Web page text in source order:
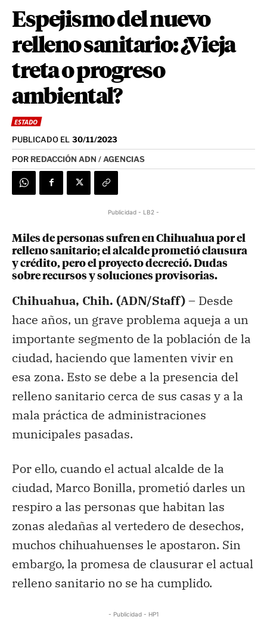
Espejismo del nuevo
relleno sanitario: ¿Vieja
treta o progreso
ambiental?
ESTADO
PUBLICADO EL 30/11/2023
POR REDACCIÓN ADN / AGENCIAS
Publicidad - LB2 -
Miles de personas sufren en Chihuahua por el
relleno sanitario; el alcalde prometió clausura
y crédito, pero el proyecto decreció. Dudas
sobre recursos y soluciones provisorias.
Chihuahua, Chih. (ADN/Staff) – Desde
hace años, un grave problema aqueja a un
importante segmento de la población de la
ciudad, haciendo que lamenten vivir en
esa zona. Esto se debe a la presencia del
relleno sanitario cerca de sus casas y a la
mala práctica de administraciones
municipales pasadas.
Por ello, cuando el actual alcalde de la
ciudad, Marco Bonilla, prometió darles un
respiro a las personas que habitan las
zonas aledañas al vertedero de desechos,
muchos chihuahuenses le apostaron. Sin
embargo, la promesa de clausurar el actual
relleno sanitario no se ha cumplido.
- Publicidad - HP1